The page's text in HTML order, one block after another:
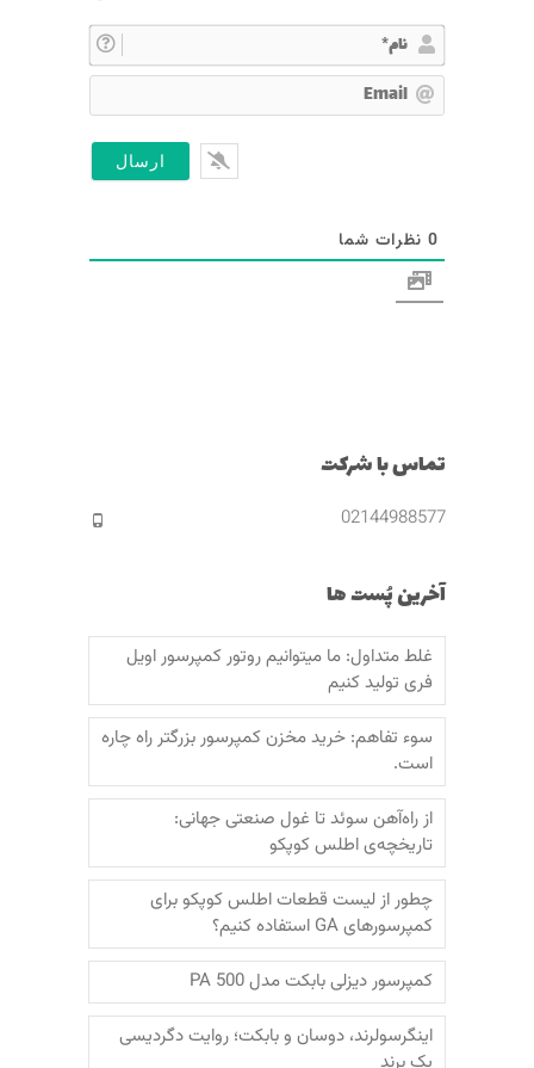
ا
مm
0 نظرات شما
تماس با شرکت
02144988577
آخرین پُست ها
غلط متداول: ما میتوانیم روتور کمپرسور اویل
فری تولید کنیم
سوء تفاهم: خرید مخزن کمپرسور بزرگتر راه چاره
است.
از راه‌آهن سوئد تا غول صنعتی جهانی:
تاریخچه‌ی اطلس کوپکو
چطور از لیست قطعات اطلس کوپکو برای
کمپرسورهای GA استفاده کنیم؟
کمپرسور دیزلی بابکت مدل PA 500
اینگرسولرند، دوسان و بابکت؛‌ روایت دگردیسی
یک برند